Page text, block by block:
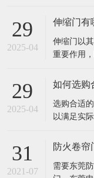
限（即抗
防火墙、
室、消防
29
2025-04
伸缩门有
伸缩门以
重要作用
统，通过
推拉，方
行效率，
29
2025-04
如何选购
选购合适
以满足实
寸：精确
后能正常
31
2021-07
需要东莞